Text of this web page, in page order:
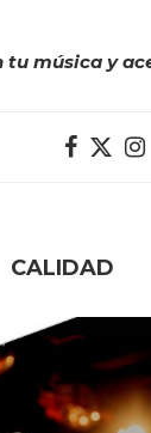
tu música y
CALIDAD